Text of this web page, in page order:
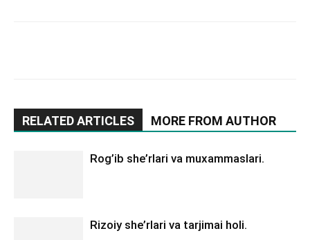
RELATED ARTICLES MORE FROM AUTHOR
Rog’ib she’rlari va muxammaslari.
Rizoiy she’rlari va tarjimai holi.